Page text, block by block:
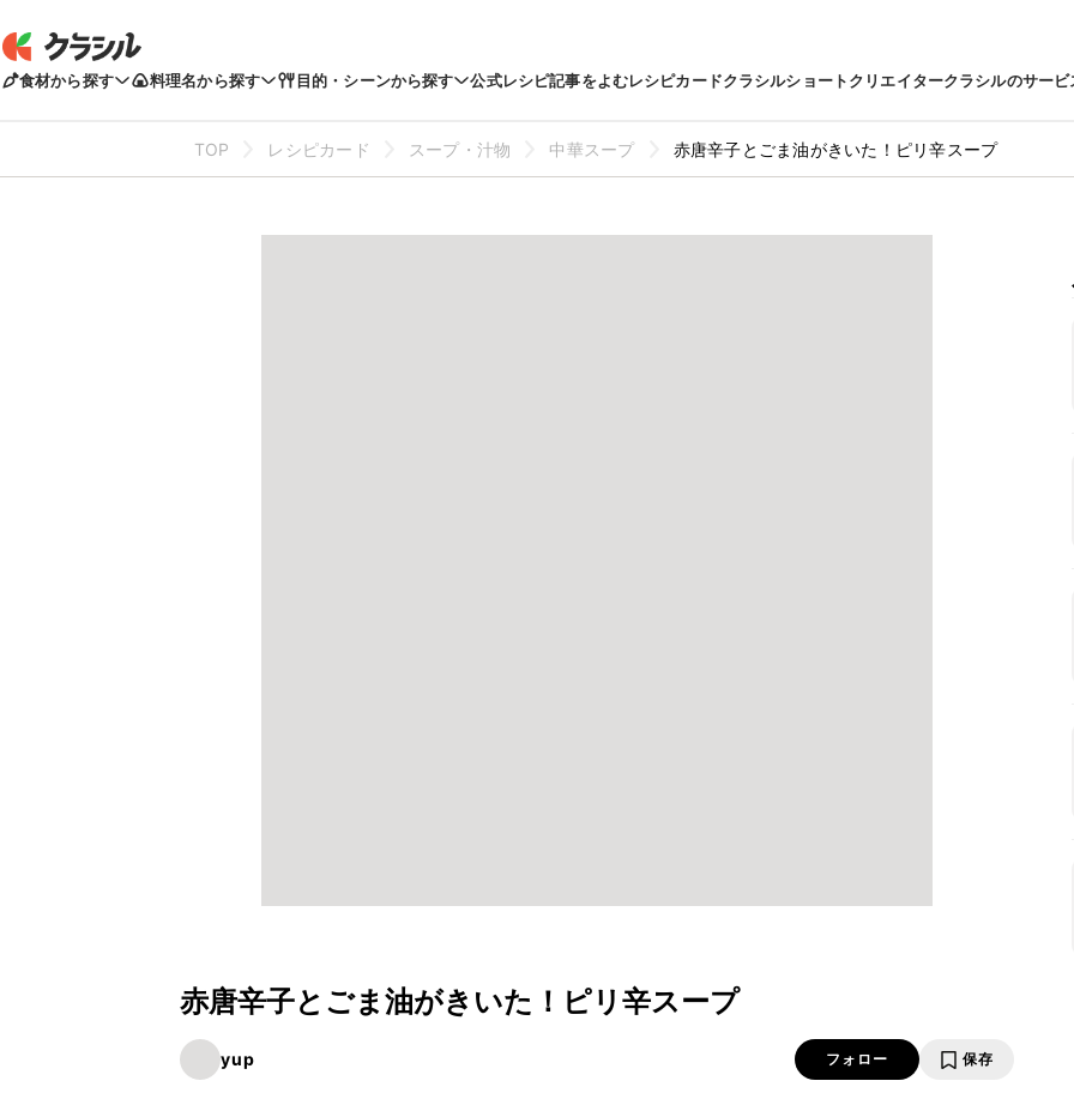
食材から探す 料理名から探す 目的・シーンから探す 公式レシピ記事をよむレシピカードクラシルショートクリエイタークラシルのサービ
TOP レシピカード スープ・汁物 中華スープ 赤唐辛子とごま油がきいた！ピリ辛スープ
赤唐辛子とごま油がきいた！ピリ辛スープ
yup フォロー 保存